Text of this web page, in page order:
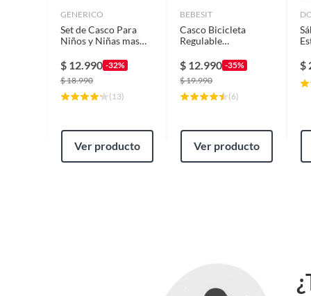
GENERICO
Set de Casco Para
Niños y Niñas mas
$ 12.990 -32%
$18.990
( 13)
Ver producto
BEBESIT
Casco Bicicleta
Regulable
Europea Niño Niña
Rosa
$ 12.990 -35%
$19.990
(6)
Ver producto
$